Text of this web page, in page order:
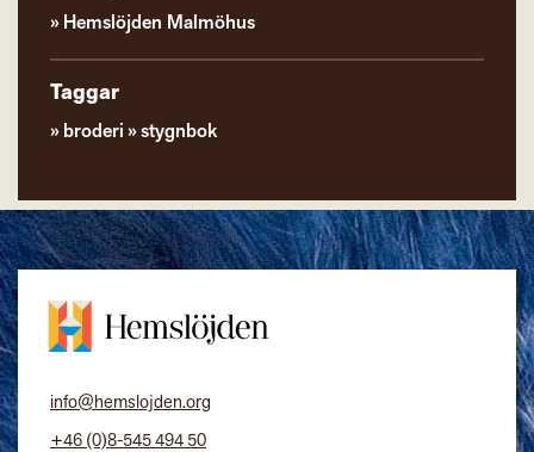
Hemslöjden Malmöhus
Taggar
broderi stygnbok
info@hemslojden.org
+46 (0)8-545 494 50